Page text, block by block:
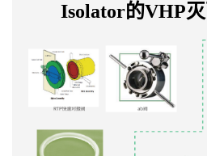
Isolator的VHP